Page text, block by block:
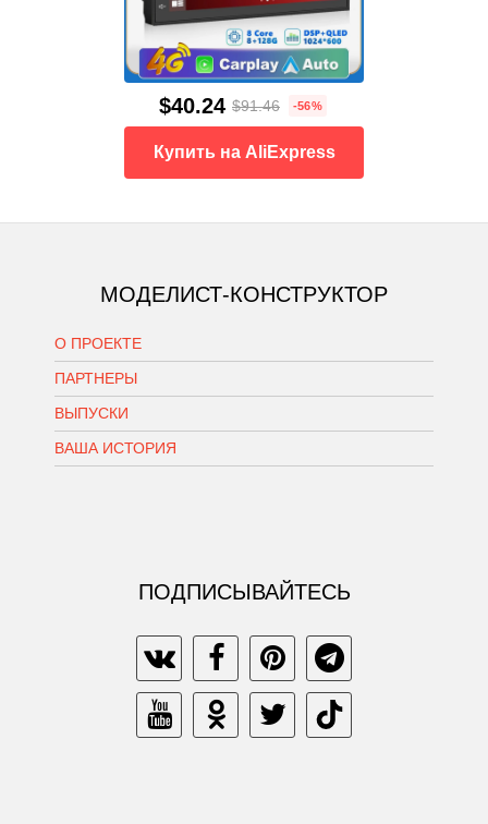
$40.24 $91.46 -56%
Купить на AliExpress
МОДЕЛИСТ-КОНСТРУКТОР
О ПРОЕКТЕ
ПАРТНЕРЫ
ВЫПУСКИ
ВАША ИСТОРИЯ
ПОДПИСЫВАЙТЕСЬ